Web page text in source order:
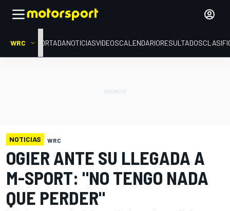
WRC PORTADANOTICIASVIDEOSCALENDARIORESULTADOS
NOTICIAS WRC
OGIER ANTE SU LLEGADA A
M-SPORT: "NO TENGO NADA
QUE PERDER"